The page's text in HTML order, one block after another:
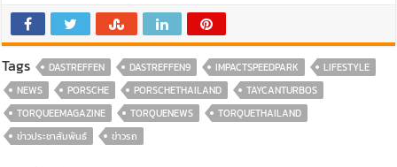
Tags DASTREFFEN DASTREFFEN9 IMPACTSPEEDPARK
LIFESTYLE
NEWS
PORSCHE PORSCHETHAILAND
TAYCANTURBOS
TORQUEEMAGAZINE
TORQUENEWS
TORQUETHAILAND
ข่าวประชาสัมพันธ์
ข่าวรถ